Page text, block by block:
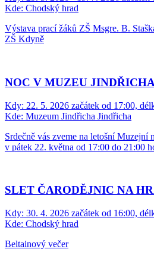
Kde: Chodský hrad
Výstava prací žáků ZŠ Msgre. B.
ZŠ Kdyně
NOC V MUZEU
Kdy: 22. 5. 2026 začátek od 17:00,
Kde: Muzeum Jindřicha Jindřicha
Srdečně vás zveme na letošní Muzejní
v pátek 22. května od 17:00 do 21:00
SLET ČARODĚJNIC NA
Kdy: 30. 4. 2026 začátek od 16:00,
Kde: Chodský hrad
Beltainový večer